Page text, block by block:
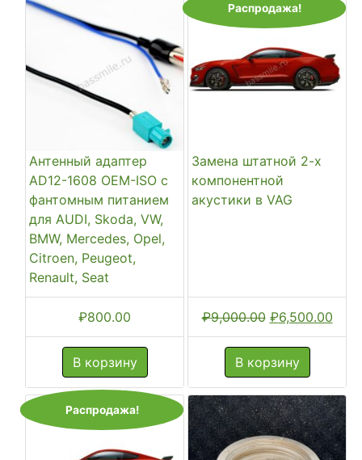
Антенный адаптер
AD12-1608 OEM-ISO с
фантомным питанием
для AUDI, Skoda, VW,
BMW, Mercedes, Opel,
Citroen, Peugeot,
Renault, Seat
₽800.00
В корзину
Распродажа!
Замена штатной 2-х
компонентной
акустики в VAG
₽9,000.00
цена
составляла
₽9,000.00.
₽6,500.00
В корзину
Распродажа!